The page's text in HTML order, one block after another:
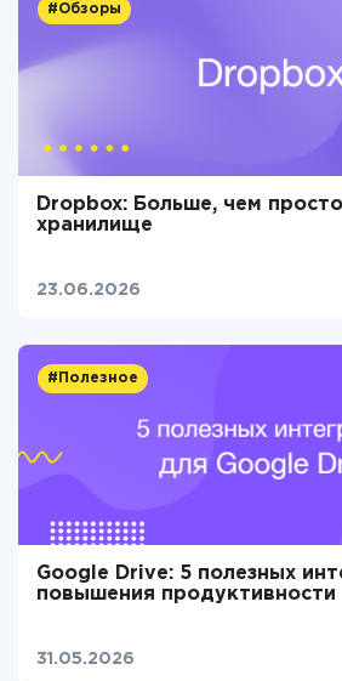
#Обзоры
Dropbox: Больше, чем
хранилище
23.06.2026
#Полезное
Google Drive: 5 полезных
повышения продуктивности
31.05.2026